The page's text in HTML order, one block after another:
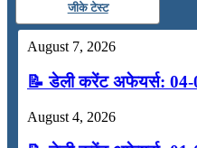
जीके टेस्ट
August 7, 2026
📝 डेली करेंट अफेयर्स:
August 4, 2026